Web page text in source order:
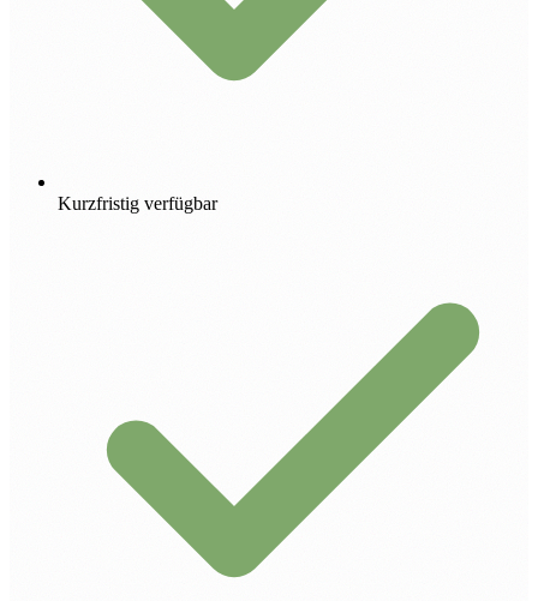
Kurzfristig verfügbar